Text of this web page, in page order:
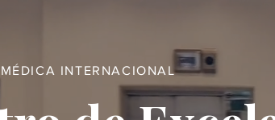
INTERNACIONAL